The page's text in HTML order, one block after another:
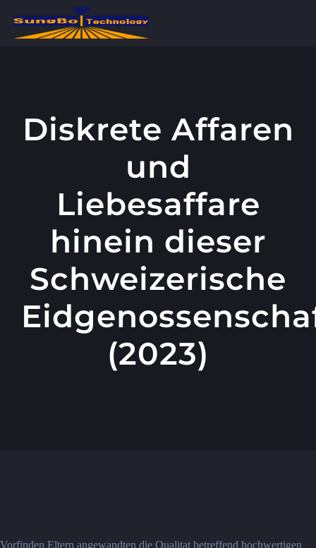
Diskrete Affaren
und
Liebesaffare
hinein dieser
Schweizerische
(2023)
Vorfinden Eltern angewandten die Qualitat betreffend hochwertigen